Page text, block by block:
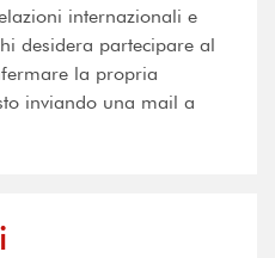
internazionali e
desidera partecipare al
la propria
inviando una mail a